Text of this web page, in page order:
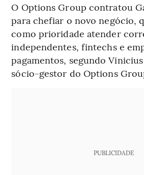
O Options Group contratou
para chefiar o novo negócio,
como prioridade atender
independentes, fintechs e
pagamentos, segundo
sócio-gestor do Options
PUBLICIDADE